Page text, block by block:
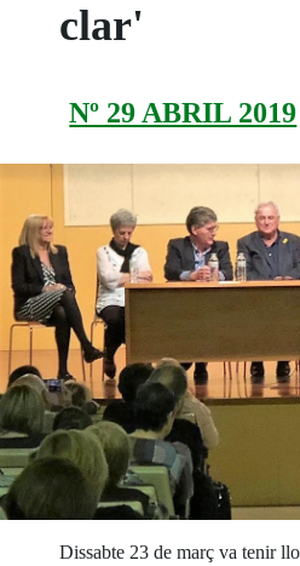
clar'
Nº 29 ABRIL 2019
Dissabte 23 de març va tenir